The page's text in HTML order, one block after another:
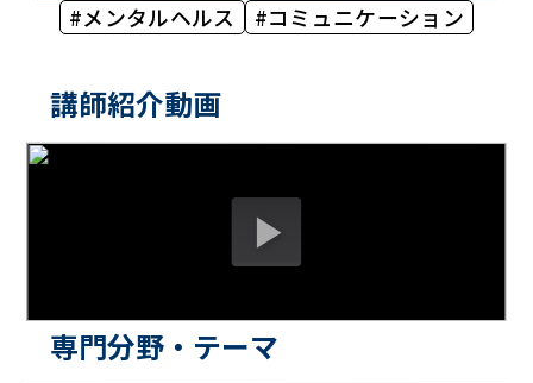
メンタルヘルス コミュニケーション
講師紹介動画
専門分野・テーマ